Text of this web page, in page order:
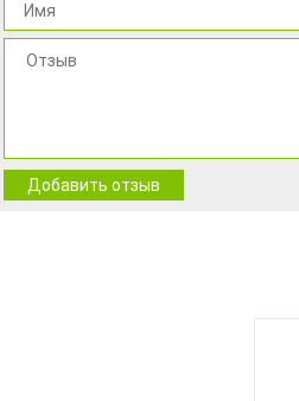
Добавить отзыв